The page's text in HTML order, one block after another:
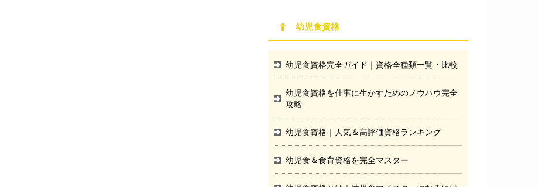
幼児食資格
幼児食資格完全ガイド｜資格全種類一覧・比較
幼児食資格を仕事に生かすためのノウハウ完全
攻略
幼児食資格｜人気＆高評価資格ランキング
幼児食＆食育資格を完全マスター